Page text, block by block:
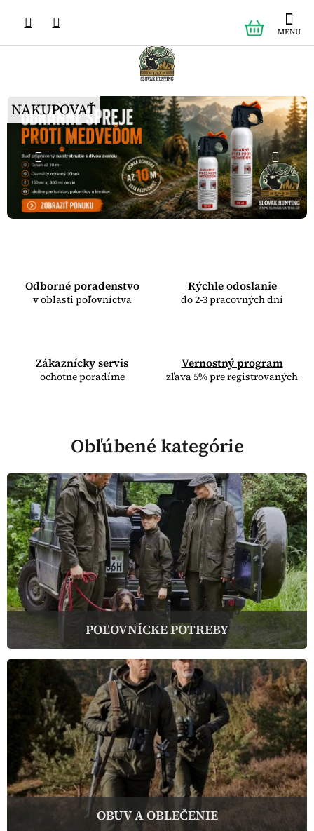
obsah
KOŠÍK
NAKUPOVAŤ
Predchádzajúce
Odborné poradenstvo
v oblasti poľovníctva
Rýchle odoslanie
do 2-3 pracovných dní
Zákaznícky servis
ochotne poradíme
Vernostný program
zľava 5% pre registrovaných
Obľúbené kategórie
POĽOVNÍCKE POTREBY
OBUV A OBLEČENIE